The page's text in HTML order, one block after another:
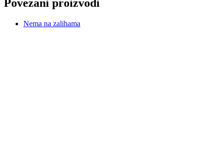
Povezani proizvodi
Nema na zalihama